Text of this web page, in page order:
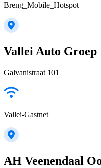
Breng_Mobile_Hotspot
Vallei Auto Groep
Galvanistraat 101
Vallei-Gastnet
AH Veenendaal